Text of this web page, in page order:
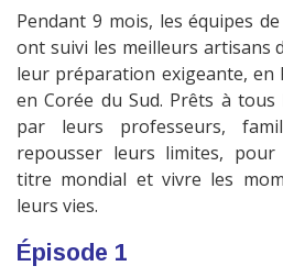
Pendant 9 mois, les équipes de
ont suivi les meilleurs artisans
leur préparation exigeante, en
en Corée du Sud. Prêts à tous
par leurs professeurs,
repousser leurs limites,
titre mondial et vivre les
leurs vies.
Épisode 1